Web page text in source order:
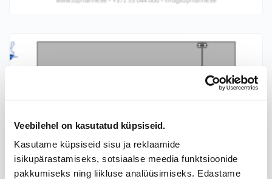
Veebilehel on kasutatud küpsiseid.
Kasutame küpsiseid sisu ja reklaamide
isikupärastamiseks, sotsiaalse meedia funktsioonide
pakkumiseks ning liikluse analüüsimiseks. Edastame